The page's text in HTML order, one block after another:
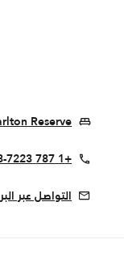
Reserve
+1 787 278-7223
التواصل عبر